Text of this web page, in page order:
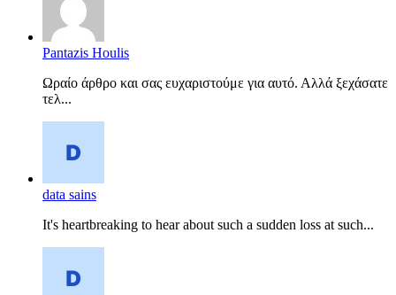
Pantazis Houlis
Ωραίο άρθρο και σας ευχαριστούμε για αυτό. Αλλά ξεχάσατε
τελ...
data sains
It's heartbreaking to hear about such a sudden loss at such...